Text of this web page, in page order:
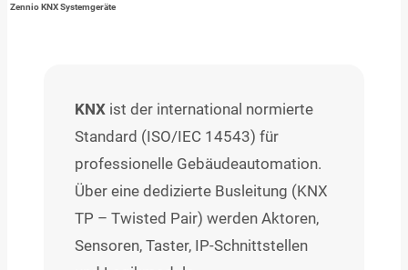
Zennio KNX Systemgeräte
KNX ist der international normierte
Standard (ISO/IEC 14543) für
professionelle Gebäudeautomation.
Über eine dedizierte Busleitung (KNX
TP – Twisted Pair) werden Aktoren,
Sensoren, Taster, IP-Schnittstellen